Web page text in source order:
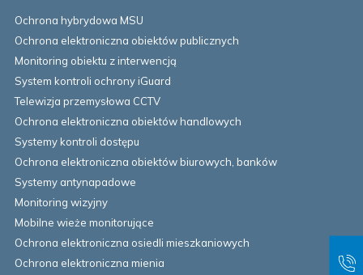
Ochrona hybrydowa MSU
Ochrona elektroniczna obiektów publicznych
Monitoring obiektu z interwencją
System kontroli ochrony iGuard
Telewizja przemysłowa CCTV
Ochrona elektroniczna obiektów handlowych
Systemy kontroli dostępu
Ochrona elektroniczna obiektów biurowych, banków
Systemy antynapadowe
Monitoring wizyjny
Mobilne wieże monitorujące
Ochrona elektroniczna osiedli mieszkaniowych
Ochrona elektroniczna mienia